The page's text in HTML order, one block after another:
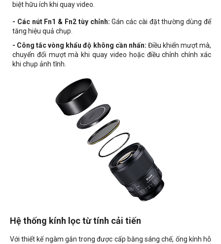
biệt hữu ích khi quay video.
- Các nút Fn1 & Fn2 tùy chỉnh: Gán các cài đặt thường dùng để
tăng hiệu quả chụp.
- Công tắc vòng khẩu độ không cần nhấn: Điều khiển mượt mà,
chuyển đổi mượt mà khi quay video hoặc điều chỉnh chính xác
khi chụp ảnh tĩnh.
Hệ thống kính lọc từ tính cải tiến
Với thiết kế ngàm gắn trong được cấp bằng sáng chế, ống kính hỗ